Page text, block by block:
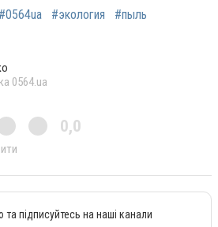
#0564ua #экология
#пыль
0564.ua
0,0
підписуйтесь на наші канали